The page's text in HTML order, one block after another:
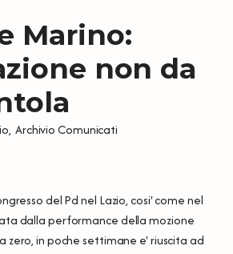
Marino:
non da
, Archivio Comunicati
del Pd nel Lazio, cosi' come nel
dalla performance della mozione
zero, in poche settimane e' riuscita ad